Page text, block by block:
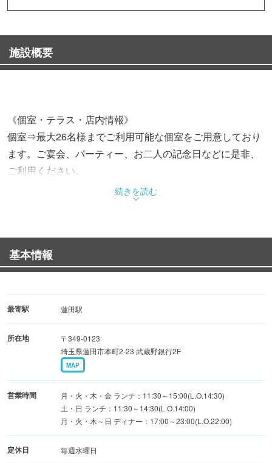
施設概要
《個室・テラス・店内情報》
個室⇒最大26名様までご利用可能な個室をご用意しており
ます。ご宴会、パーティー、お二人の記念日などに是非、
ご利用ください。
季節の彩りや移り変りを感じて頂きながらお食事をお楽し
み頂けます。
テラス席：16席
テーブル席⇒大きめに設えたテーブルは、ゆったりとした
席の背面はテラスとを仕切るガラスとなっていて夜の風景
をお楽しみ頂けます。
テーブル席：20席
カウンター⇒調理風景をご覧になって頂けるオープンキッ
チンとなっております。調理人の仕事や調理の香りなどが
お楽しみ頂けます。
続きを読む
基本情報
最寄駅 蓮田駅
所在地
〒349-0123
埼玉県蓮田市本町2-23 武蔵野銀行2F
MAP
営業時間
月・火・木・金 ランチ：11:30～15:00(L.O.14:30)
土・日 ランチ：11:30～14:30(L.O.14:00)
月・火・木～日 ディナー：17:00～23:00(L.O.22:00)
定休日 毎週水曜日